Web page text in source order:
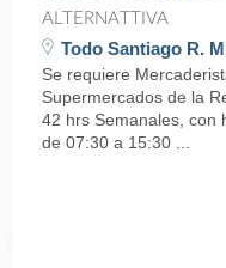
ALTERNATTIVA
Todo Santiago R.
Se requiere
Supermercados de la
42 hrs Semanales, con
de 07:30 a 15:30 ...